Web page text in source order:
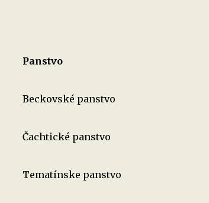
Panstvo
Beckovské panstvo
Čachtické panstvo
Tematínske panstvo